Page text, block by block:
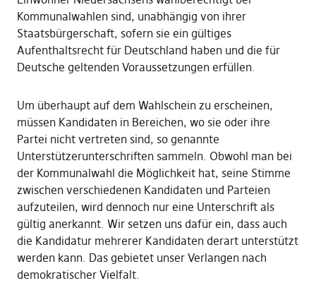
Kommunalwahlen sind, unabhängig von ihrer
Staatsbürgerschaft, sofern sie ein gültiges
Aufenthaltsrecht für Deutschland haben und die für
Deutsche geltenden Voraussetzungen erfüllen.
Um überhaupt auf dem Wahlschein zu erscheinen,
müssen Kandidaten in Bereichen, wo sie oder ihre
Partei nicht vertreten sind, so genannte
Unterstützerunterschriften sammeln. Obwohl man bei
der Kommunalwahl die Möglichkeit hat, seine Stimme
zwischen verschiedenen Kandidaten und Parteien
aufzuteilen, wird dennoch nur eine Unterschrift als
gültig anerkannt. Wir setzen uns dafür ein, dass auch
die Kandidatur mehrerer Kandidaten derart unterstützt
werden kann. Das gebietet unser Verlangen nach
demokratischer Vielfalt.